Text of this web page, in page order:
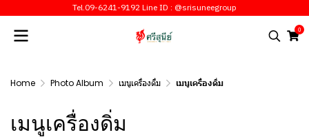
Tel.09-6241-9192 Line ID : @srisuneegroup
0
Home Photo Album เมนูเครื่องดื่ม เมนูเครื่องดิ่ม
เมนูเครื่องดิ่ม